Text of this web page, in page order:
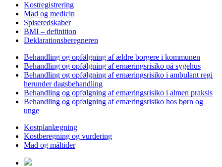
Kostregistrering
Mad og medicin
Spiseredskaber
BMI – definition
Deklarationsberegneren
Behandling og opfølgning af ældre borgere i kommunen
Behandling og opfølgning af ernæringsrisiko på sygehus
Behandling og opfølgning af ernæringsrisiko i ambulant regi
herunder dagsbehandling
Behandling og opfølgning af ernæringsrisiko i almen praksis
Behandling og opfølgning af ernæringsrisiko hos børn og
unge
Kostplanlægning
Kostberegning og vurdering
Mad og måltider